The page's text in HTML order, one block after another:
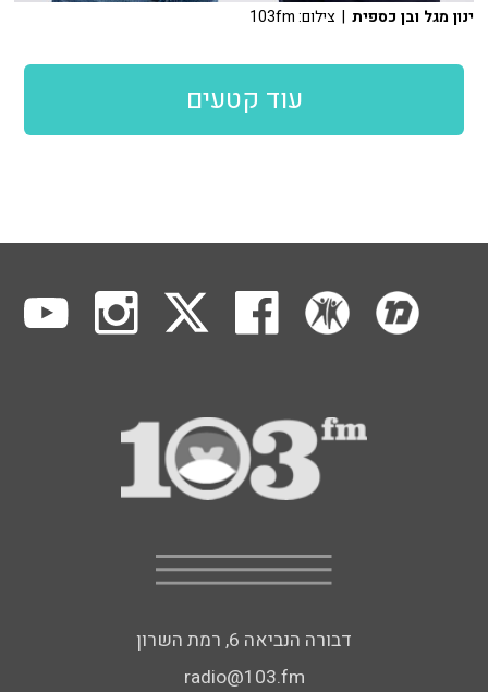
ינון מגל ובן כספית | צילום: 103fm
עוד קטעים
דבורה הנביאה 6, רמת השרון
radio@103.fm